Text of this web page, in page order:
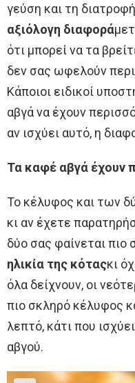
γεύση και τη
αξιόλογη διαφορά
ότι μπορεί να τα
δεν σας ωφελούν
Κάποιοι ειδικοί
αβγά να έχουν
αν ισχύει αυτό, η
Τα καφέ αβγά έχουν
Το κέλυφος και των
κι αν έχετε
δύο σας φαίνεται πιο
ηλικία της κόταςκι
όλα δείχνουν, οι
πιο σκληρό κέλυφος
λεπτό, κάτι που
αβγού.